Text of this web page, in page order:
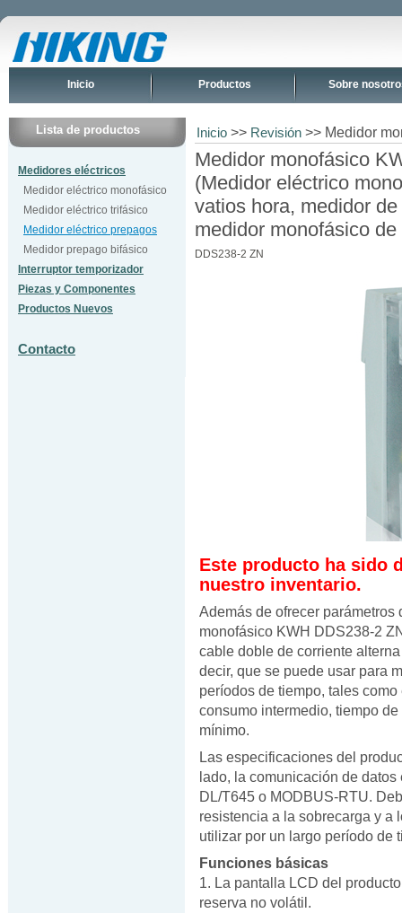
Inicio Productos Sobre
Lista de productos
Medidores eléctricos
Medidor eléctrico monofásico
Medidor eléctrico trifásico
Medidor eléctrico prepagos
Medidor prepago bifásico
Interruptor temporizador
Piezas y Componentes
Productos Nuevos
Contacto
Inicio >> Revisión >> Medidor
Medidor monofásico
(Medidor eléctrico
vatios hora, medidor
medidor monofásico
DDS238-2 ZN
Este producto ha sido
nuestro inventario.
Además de ofrecer
monofásico KWH DDS238-2
cable doble de corriente
decir, que se puede usar para
períodos de tiempo, tales
consumo intermedio, tiempo
mínimo.
Las especificaciones del
lado, la comunicación de
DL/T645 o MODBUS-RTU.
resistencia a la sobrecarga y a
utilizar por un largo período de
Funciones básicas
1. La pantalla LCD del
reserva no volátil.